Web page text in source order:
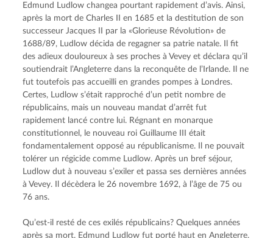
Edmund Ludlow changea pourtant rapidement d’avis. Ainsi,
après la mort de Charles II en 1685 et la destitution de son
successeur Jacques II par la «Glorieuse Révolution» de
1688/89, Ludlow décida de regagner sa patrie natale. Il fit
des adieux douloureux à ses proches à Vevey et déclara qu’il
soutiendrait l’Angleterre dans la reconquête de l’Irlande. Il ne
fut toutefois pas accueilli en grandes pompes à Londres.
Certes, Ludlow s’était rapproché d’un petit nombre de
républicains, mais un nouveau mandat d’arrêt fut
rapidement lancé contre lui. Régnant en monarque
constitutionnel, le nouveau roi Guillaume III était
fondamentalement opposé au républicanisme. Il ne pouvait
tolérer un régicide comme Ludlow. Après un bref séjour,
Ludlow dut à nouveau s’exiler et passa ses dernières années
à Vevey. Il décèdera le 26 novembre 1692, à l’âge de 75 ou
76 ans.
Qu’est-il resté de ces exilés républicains? Quelques années
après sa mort, Edmund Ludlow fut porté haut en Angleterre.